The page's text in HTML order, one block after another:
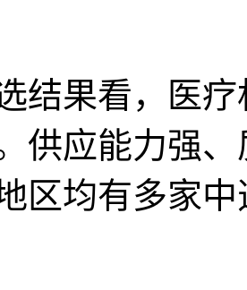
果看，医疗
供应能力强
区均有多家